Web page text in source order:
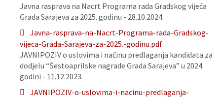
Javna rasprava na Nacrt Programa rada Gradskog vijeća
Grada Sarajeva za 2025. godinu - 28.10.2024.
Javna-rasprava-na-Nacrt-Programa-rada-Gradskog-
vijeca-Grada-Sarajeva-za-2025.-godinu.pdf
JAVNIPOZIV o uslovima i načinu predlaganja kandidata za
dodjelu “Šestoaprilske nagrade Grada Sarajeva” u 2024.
godini - 11.12.2023.
JAVNIPOZIV-o-uslovima-i-nacinu-predlaganja-